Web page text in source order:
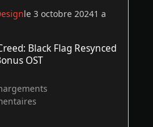
le 3 octobre 20241 a
Black Flag Resynced
OST